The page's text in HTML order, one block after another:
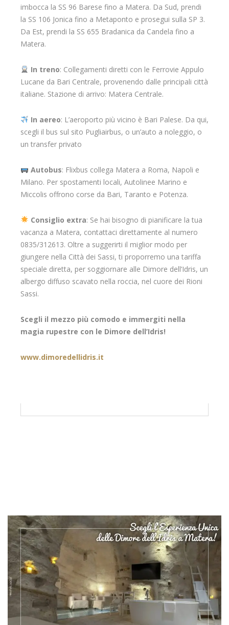
imbocca la SS 96 Barese fino a Matera. Da Sud, prendi
la SS 106 Jonica fino a Metaponto e prosegui sulla SP 3.
Da Est, prendi la SS 655 Bradanica da Candela fino a
Matera.
In treno: Collegamenti diretti con le Ferrovie Appulo
Lucane da Bari Centrale, provenendo dalle principali città
italiane. Stazione di arrivo: Matera Centrale.
In aereo: L’aeroporto più vicino è Bari Palese. Da qui,
scegli il bus sul sito Pugliairbus, o un’auto a noleggio, o
un transfer privato
Autobus: Flixbus collega Matera a Roma, Napoli e
Milano. Per spostamenti locali, Autolinee Marino e
Miccolis offrono corse da Bari, Taranto e Potenza.
Consiglio extra: Se hai bisogno di pianificare la tua
vacanza a Matera, contattaci direttamente al numero
0835/312613. Oltre a suggerirti il miglior modo per
giungere nella Città dei Sassi, ti proporremo una tariffa
speciale diretta, per soggiornare alle Dimore dell’Idris, un
albergo diffuso scavato nella roccia, nel cuore dei Rioni
Sassi.
Scegli il mezzo più comodo e immergiti nella
magia rupestre con le Dimore dell’Idris!
www.dimoredellidris.it